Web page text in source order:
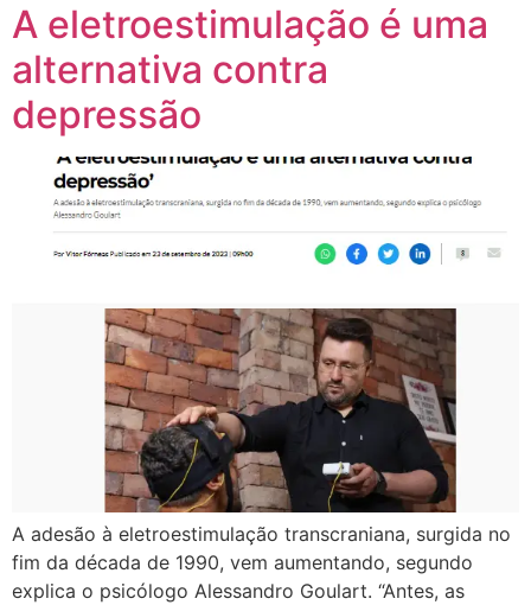
A eletroestimulação é uma
alternativa contra
depressão
A adesão à eletroestimulação transcraniana, surgida no
fim da década de 1990, vem aumentando, segundo
explica o psicólogo Alessandro Goulart. “Antes, as